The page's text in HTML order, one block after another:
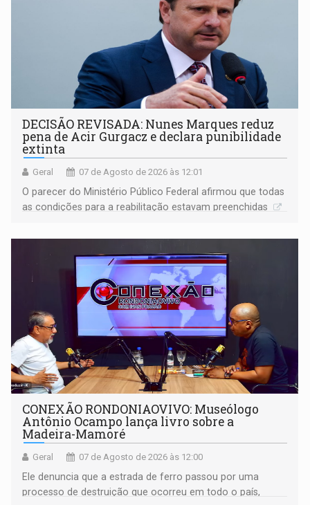
DECISÃO REVISADA: Nunes Marques reduz
pena de Acir Gurgacz e declara punibilidade
extinta
Geral 07 de Agosto de 2026 às 12:01
O parecer do Ministério Público Federal afirmou que todas
as condições para a reabilitação estavam preenchidas
CONEXÃO RONDONIAOVIVO: Museólogo
Antônio Ocampo lança livro sobre a
Madeira-Mamoré
Geral 07 de Agosto de 2026 às 12:00
Ele denuncia que a estrada de ferro passou por uma
processo de destruição que ocorreu em todo o país,